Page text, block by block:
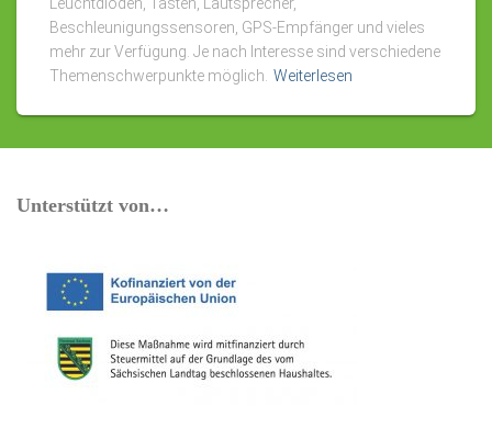
Leuchtdioden, Tasten, Lautsprecher,
Beschleunigungssensoren, GPS-Empfänger und vieles
mehr zur Verfügung. Je nach Interesse sind verschiedene
Themenschwerpunkte möglich. Weiterlesen
Unterstützt von…